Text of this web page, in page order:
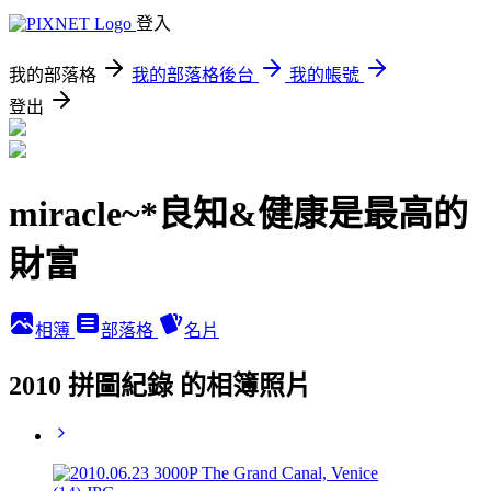
登入
我的部落格 我的部落格後台
我的帳號
登出
miracle~*良知&健康是最高的
財富
相簿 部落格 名片
2010 拼圖紀錄 的相簿照片